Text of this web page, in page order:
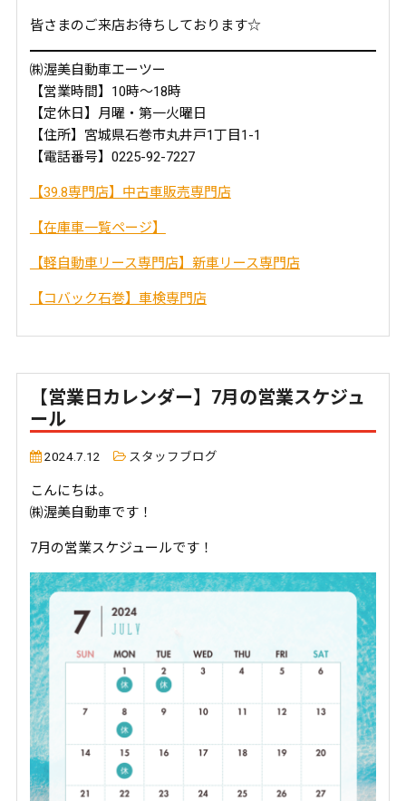
皆さまのご来店お待ちしております☆
㈱渥美自動車エーツー
【営業時間】10時～18時
【定休日】月曜・第一火曜日
【住所】宮城県石巻市丸井戸1丁目1-1
【電話番号】0225-92-7227
【39.8専門店】中古車販売専門店
【在庫車一覧ページ】
【軽自動車リース専門店】新車リース専門店
【コバック石巻】車検専門店
【営業日カレンダー】7月の営業スケジュ
ール
2024.7.12 スタッフブログ
こんにちは。
㈱渥美自動車です！
7月の営業スケジュールです！